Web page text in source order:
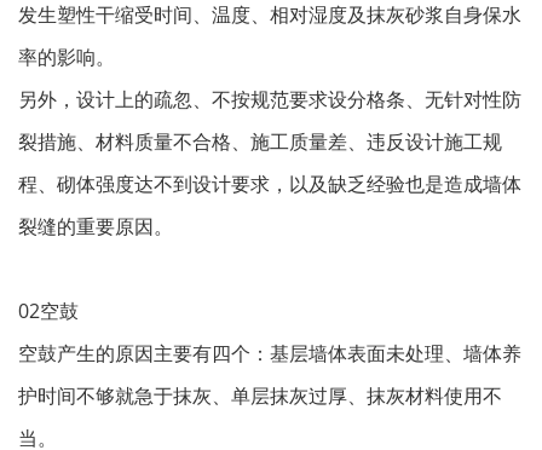
发生塑性干缩受时间、温度、相对湿度及抹灰砂浆自身保水
率的影响。
另外，设计上的疏忽、不按规范要求设分格条、无针对性防
裂措施、材料质量不合格、施工质量差、违反设计施工规
程、砌体强度达不到设计要求，以及缺乏经验也是造成墙体
裂缝的重要原因。
02空鼓
空鼓产生的原因主要有四个：基层墙体表面未处理、墙体养
护时间不够就急于抹灰、单层抹灰过厚、抹灰材料使用不
当。